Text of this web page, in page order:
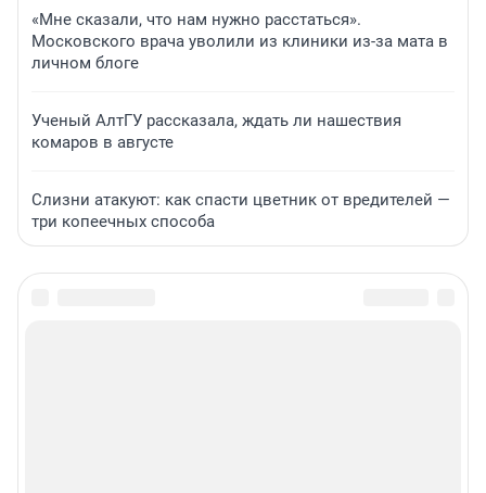
«Мне сказали, что нам нужно расстаться».
Московского врача уволили из клиники из-за мата в
личном блоге
Ученый АлтГУ рассказала, ждать ли нашествия
комаров в августе
Слизни атакуют: как спасти цветник от вредителей —
три копеечных способа